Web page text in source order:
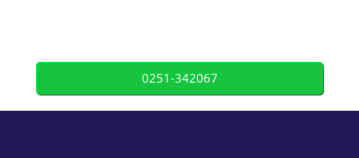
0251-342067